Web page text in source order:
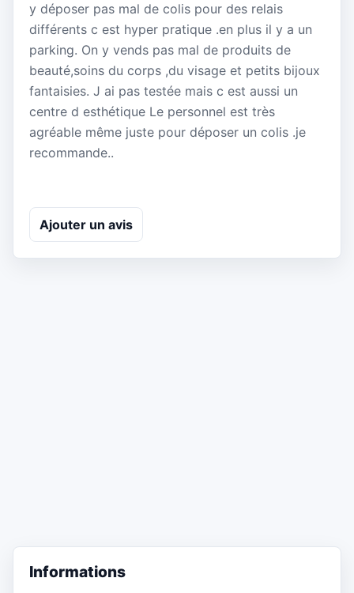
y déposer pas mal de colis pour des relais
différents c est hyper pratique .en plus il y a un
parking. On y vends pas mal de produits de
beauté,soins du corps ,du visage et petits bijoux
fantaisies. J ai pas testée mais c est aussi un
centre d esthétique Le personnel est très
agréable même juste pour déposer un colis .je
recommande..
Ajouter un avis
Informations